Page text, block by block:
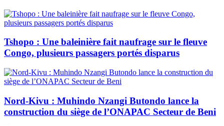
Tshopo : Une baleinière fait naufrage sur le fleuve
Congo, plusieurs passagers portés disparus
Nord-Kivu : Muhindo Nzangi Butondo lance la
construction du siège de l’ONAPAC Secteur de Beni